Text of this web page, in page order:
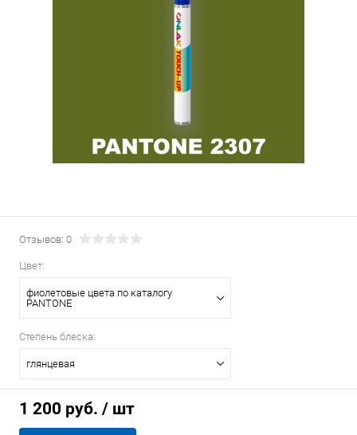
Отзывов: 0
Цвет:
фиолетовые цвета по каталогу
PANTONE
Степень блеска:
глянцевая
1 200 руб. / шт